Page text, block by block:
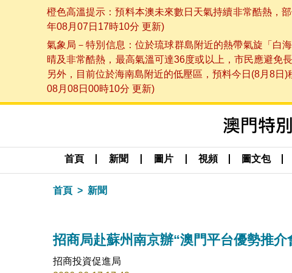
橙色高溫提示：預料本澳未來數日天氣持續非常酷熱，
年08月07日17時10分 更新)
氣象局－特別信息：位於琉球群島附近的熱帶氣旋「白
晴及非常酷熱，最高氣溫可達36度或以上，市民應避免
另外，目前位於海南島附近的低壓區，預料今日(8月8
08月08日00時10分 更新)
首頁 新聞 圖片 視頻 圖文包
首頁 新聞
招商局赴蘇州南京辦“澳門平台優勢推
招商投資促進局